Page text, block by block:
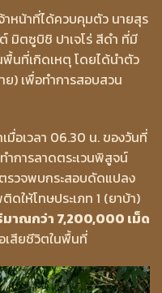
าหน้าที่ได้ควบคุมตัว นายสุร
มิตซูบิชิ ปาเจโร่ สีดำ ที่มี
นที่เกิดเหตุ โดยได้นำตัว
) เพื่อทำการสอบสวน
มื่อเวลา 06.30 น. ของวันที่
ำการลาดตระเวนพิสูจน์
รวจพบกระสอบดัดแปลง
ดให้โทษประเภท 1 (ยาบ้า)
าณกว่า 7,200,000 เม็ด
เสียชีวิตในพื้นที่